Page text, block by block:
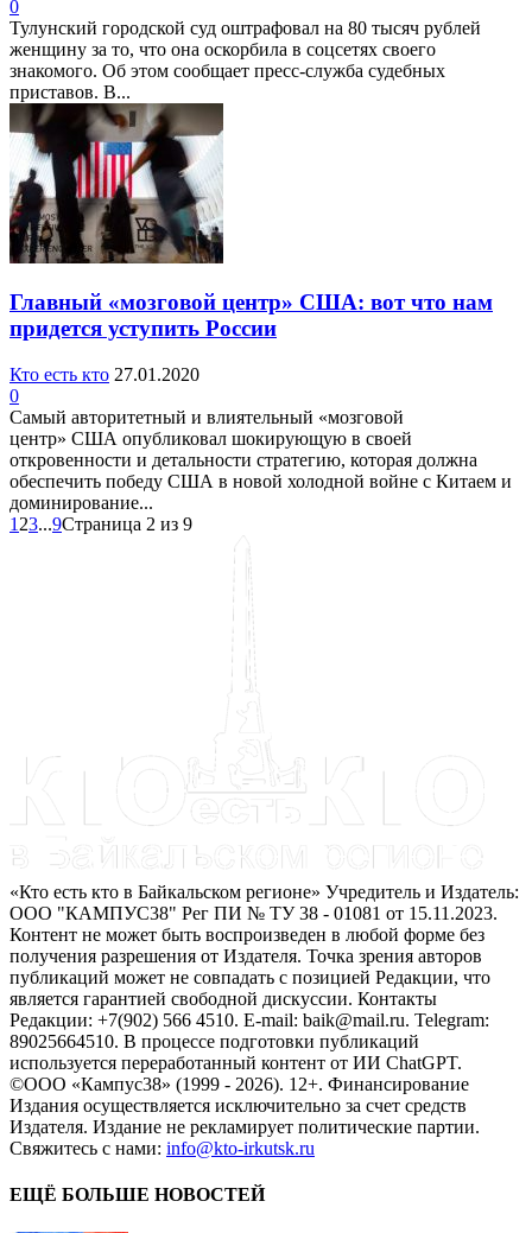
0
Тулунский городской суд оштрафовал на 80 тысяч рублей
женщину за то, что она оскорбила в соцсетях своего
знакомого. Об этом сообщает пресс-служба судебных
приставов. В...
Главный «мозговой центр» США: вот что нам
придется уступить России
Кто есть кто 27.01.2020
0
Самый авторитетный и влиятельный «мозговой
центр» США опубликовал шокирующую в своей
откровенности и детальности стратегию, которая должна
обеспечить победу США в новой холодной войне с Китаем и
доминирование...
1 23...9Страница 2 из 9
«Кто есть кто в Байкальском регионе» Учредитель и Издатель:
ООО "КАМПУС38" Рег ПИ № ТУ 38 - 01081 от 15.11.2023.
Контент не может быть воспроизведен в любой форме без
получения разрешения от Издателя. Точка зрения авторов
публикаций может не совпадать с позицией Редакции, что
является гарантией свободной дискуссии. Контакты
Редакции: +7(902) 566 4510. E-mail: baik@mail.ru. Telegram:
89025664510. В процессе подготовки публикаций
используется переработанный контент от ИИ ChatGPT.
©ООО «Кампус38» (1999 - 2026). 12+. Финансирование
Издания осуществляется исключительно за счет средств
Издателя. Издание не рекламирует политические партии.
Свяжитесь с нами: info@kto-irkutsk.ru
ЕЩЁ БОЛЬШЕ НОВОСТЕЙ